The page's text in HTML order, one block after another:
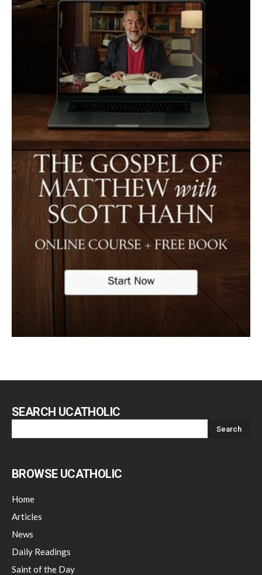
SEARCH UCATHOLIC
BROWSE UCATHOLIC
Home
Articles
News
Daily Readings
Saint of the Day